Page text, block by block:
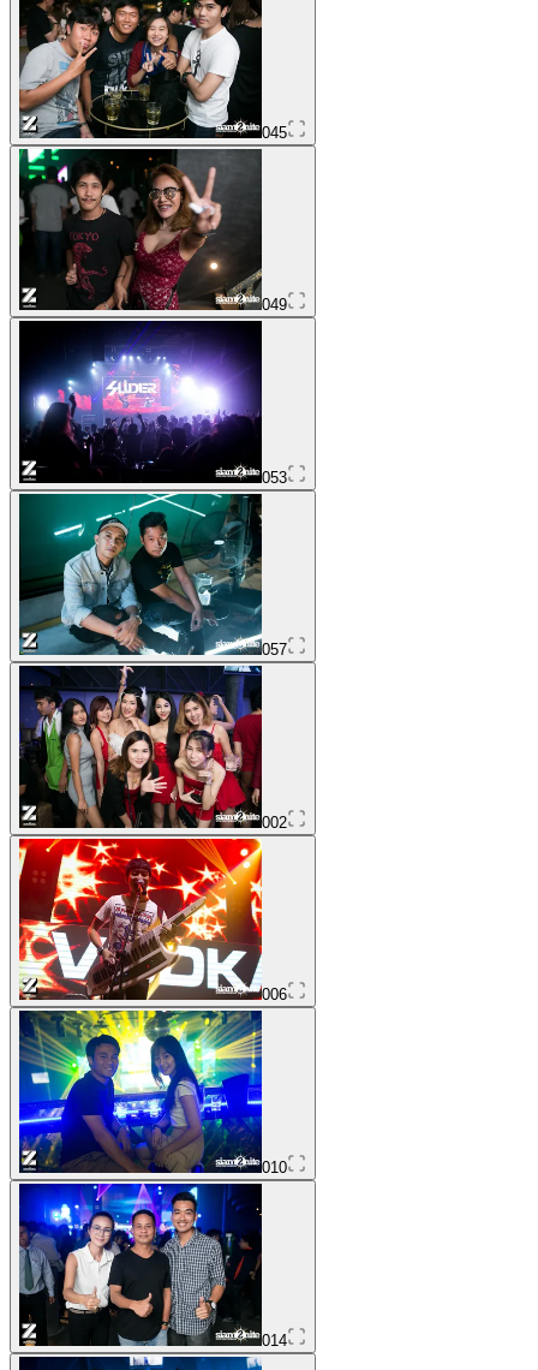
045
049
053
057
002
006
010
014